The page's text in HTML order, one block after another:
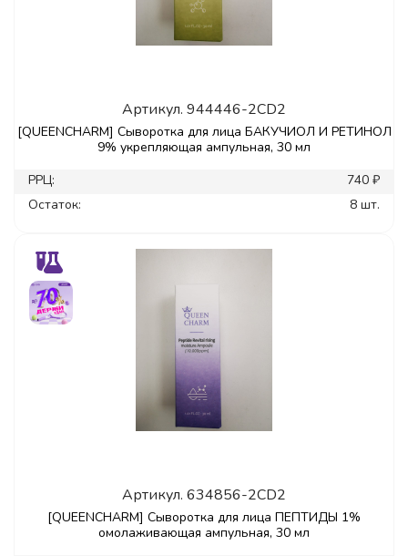
Артикул. 944446-2CD2
[QUEENCHARM] Сыворотка для лица БАКУЧИОЛ И РЕТИНОЛ
9% укрепляющая ампульная, 30 мл
РРЦ:
740 ₽
Остаток:
8 шт.
Артикул. 634856-2CD2
[QUEENCHARM] Сыворотка для лица ПЕПТИДЫ 1%
омолаживающая ампульная, 30 мл